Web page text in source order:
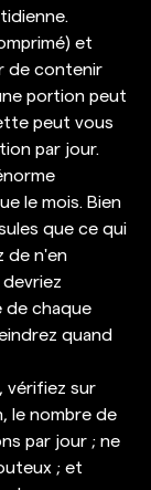
et
de contenir
portion peut
peut vous
par jour.
le mois. Bien
que ce qui
de n'en
de chaque
quand
vérifiez sur
le nombre de
par jour ; ne
; et